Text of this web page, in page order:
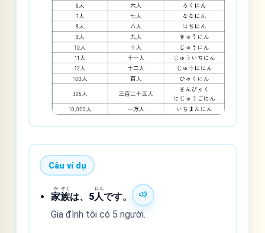
Câu ví dụ
家
か
族
ぞく
は、5人
にん
です。
Gia đình tôi có 5 người.